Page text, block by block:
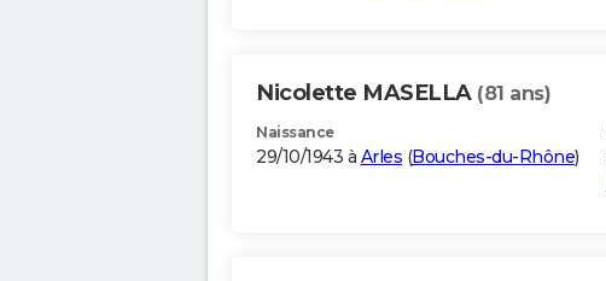
Nicolette MASELLA (81 ans)
Naissance
29/10/1943 à Arles (Bouches-du-Rhône)